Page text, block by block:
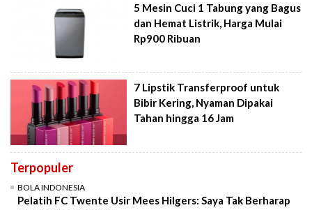
5 Mesin Cuci 1 Tabung yang Bagus
dan Hemat Listrik, Harga Mulai
Rp900 Ribuan
7 Lipstik Transferproof untuk
Bibir Kering, Nyaman Dipakai
Tahan hingga 16 Jam
Terpopuler
BOLA INDONESIA
Pelatih FC Twente Usir Mees Hilgers: Saya Tak Berharap